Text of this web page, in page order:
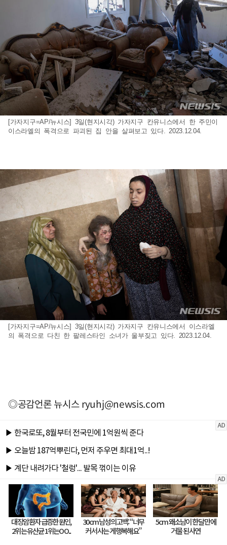
[가자지구=AP/뉴시스] 3일(현지시각) 가자지구 칸유니스에서 한 주민이
이스라엘의 폭격으로 파괴된 집 안을 살펴보고 있다. 2023.12.04.
[가자지구=AP/뉴시스] 3일(현지시각) 가자지구 칸유니스에서 이스라엘
의 폭격으로 다친 한 팔레스타인 소녀가 울부짖고 있다. 2023.12.04.
◎공감언론 뉴시스ryuhj@newsis.com